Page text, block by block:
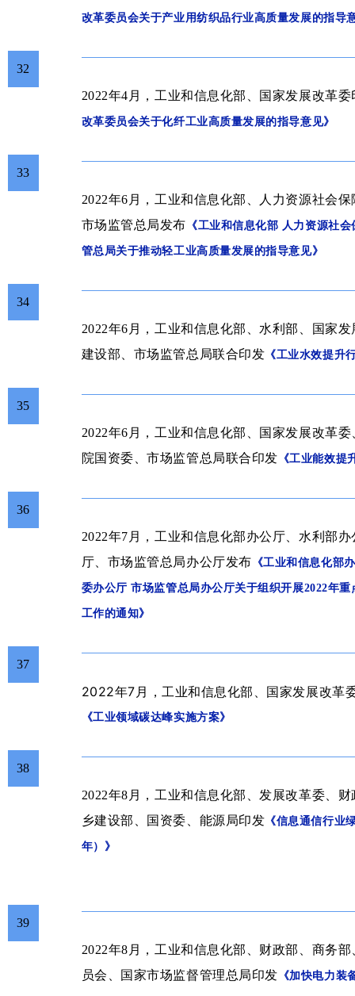
改革委员会关于产业用纺织品行业高质量发展的指导
32
2022年4月，工业和信息化部、国家发展改革委
改革委员会关于化纤工业高质量发展的指导意见》
33
2022年6月，工业和信息化部、人力资源社会
市场监管总局发布 《工业和信息化部 人力资源社
管总局关于推动轻工业高质量发展的指导意见》
34
2022年6月，工业和信息化部、水利部、国家
建设部、市场监管总局联合印发 《工业水效提升
35
2022年6月，工业和信息化部、国家发展改革
院国资委、市场监管总局联合印发 《工业能效提
36
2022年7月，工业和信息化部办公厅、水利部
厅、市场监管总局办公厅发布 《工业和信息化部
委办公厅 市场监管总局办公厅关于组织开展2022年
工作的通知》
37
2022年7月 ，工业和信息化部、国家发展改革
《工业领域碳达峰实施方案》
38
2022年8月，工业和信息化部、发展改革委、
乡建设部、国资委、能源局印发 《信息通信行业
年） 》
39
2022年8月，工业和信息化部、财政部、商务
员会、国家市场监督管理总局印发 《加快电力装